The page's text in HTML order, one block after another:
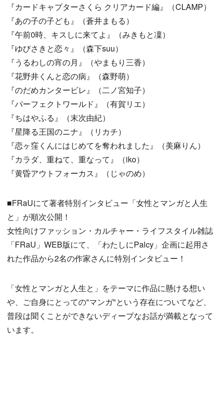
『カードキャプターさくら クリアカード編』（CLAMP）
『あの子の子ども』（蒼井まもる）
『午前0時、キスしに来てよ』（みきもと凜）
『ゆびさきと恋々』（森下suu）
『うるわしの宵の月』（やまもり三香）
『花野井くんと恋の病』（森野萌）
『のだめカンタービレ』（二ノ宮知子）
『パーフェクトワールド』（有賀リエ）
『ちはやふる』（末次由紀）
『星降る王国のニナ』（リカチ）
『恋ヶ窪くんにはじめてを奪われました』（美麻りん）
『カラダ、重ねて、重なって』（iko）
『黄昏アウトフォーカス』（じゃのめ）
■FRaUにて著者特別インタビュー「女性とマンガと人生
と」が順次公開！
女性向けファッション・カルチャー・ライフスタイル雑誌
「FRaU」WEB版にて、「わたしにPalcy」企画に起用さ
れた作品から2名の作家さんに特別インタビュー！
「女性とマンガと人生と」をテーマに作品に懸ける想い
や、ご自身にとっての"マンガ"という存在についてなど、
普段は聞くことができないディープなお話が満載となって
います。